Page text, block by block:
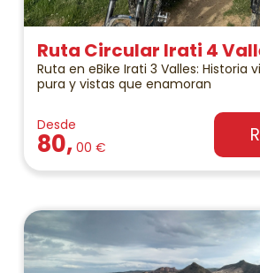
Ruta Circular Irati 4
Ruta en eBike Irati 3 Valles: Historia
pura y vistas que enamoran
Desde
80, 00 €